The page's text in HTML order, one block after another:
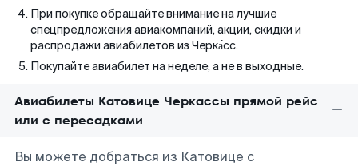
При покупке обращайте внимание на лучшие
спецпредложения авиакомпаний, акции, скидки и
распродажи авиабилетов из Черка́сс.
Покупайте авиабилет на неделе, а не в выходные.
Авиабилеты Катовице Черкассы прямой рейс
или с пересадками
Вы можете добраться из Катовице с